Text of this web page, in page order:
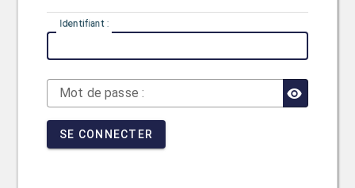
Identifiant :
Mot de passe :
SE CONNECTER